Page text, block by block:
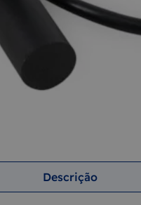
Descrição